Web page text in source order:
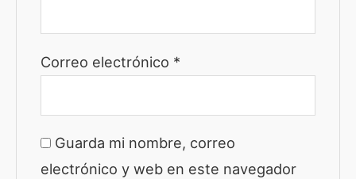
Correo electrónico *
Guarda mi nombre, correo
electrónico y web en este navegador